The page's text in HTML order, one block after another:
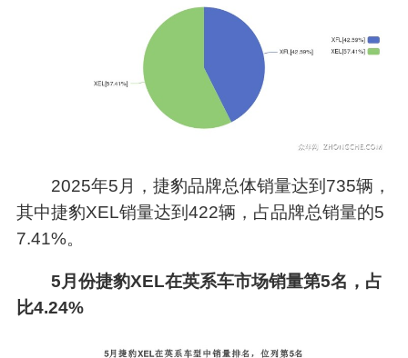
2025年5月，捷豹品牌总体销量达到735辆，
其中捷豹XEL销量达到422辆，占品牌总销量的5
7.41%。
5月份捷豹XEL在英系车市场销量第5名，占
比4.24%